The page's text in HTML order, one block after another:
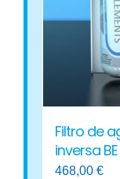
Filtro de
inversa
468,00€